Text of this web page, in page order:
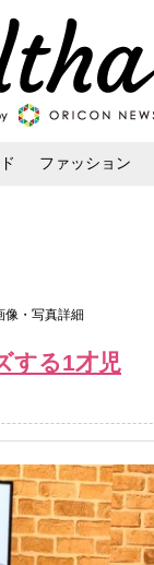
ファッション
像・写真詳細
する1才児